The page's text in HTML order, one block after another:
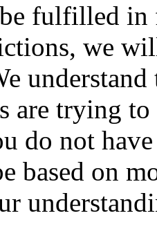
fulfilled in
we
are trying to
do not
based on